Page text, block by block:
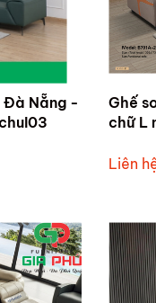
Đà Nẵng -
Ghế
chữ L
Liên